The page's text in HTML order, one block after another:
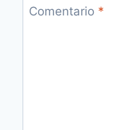
Comentario *